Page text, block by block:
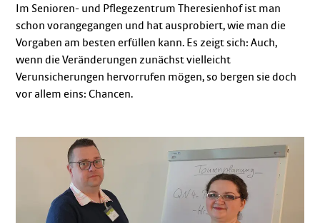
Im Senioren- und Pflegezentrum Theresienhof ist man
schon vorangegangen und hat ausprobiert, wie man die
Vorgaben am besten erfüllen kann. Es zeigt sich: Auch,
wenn die Veränderungen zunächst vielleicht
Verunsicherungen hervorrufen mögen, so bergen sie doch
vor allem eins: Chancen.